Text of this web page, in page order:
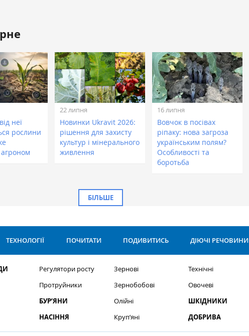
неї
рослини
22 липня
Новинки Ukravit 2026:
рішення для захисту
культур і мінерального
живлення
16 липня
Вовчок в посівах
ріпаку: нова загроза
українським полям?
Особливості та
боротьба
БІЛЬШЕ
ТЕХНОЛОГІЇ ПОЧИТАТИ ПОДИВИТИСЬ ДІЮЧІ РЕЧОВИНИ
Регулятори росту
Протруйники
БУР’ЯНИ
НАСІННЯ
Зернові
Зернобобові
Олійні
Круп’яні
Технічні
Овочеві
ШКІДНИКИ
ДОБРИВА